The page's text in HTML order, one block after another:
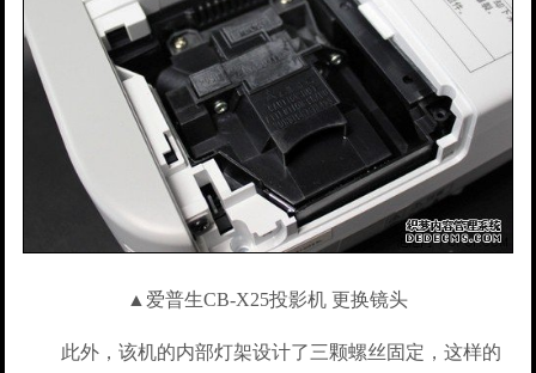
▲爱普生CB-X25投影机 更换镜头
此外，该机的内部灯架设计了三颗螺丝固定，这样的